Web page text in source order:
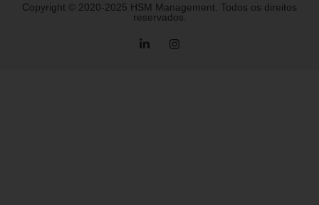
Copyright © 2020-2025 HSM Management. Todos os direitos
reservados.